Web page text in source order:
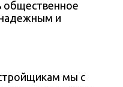
общественное
и
мы с